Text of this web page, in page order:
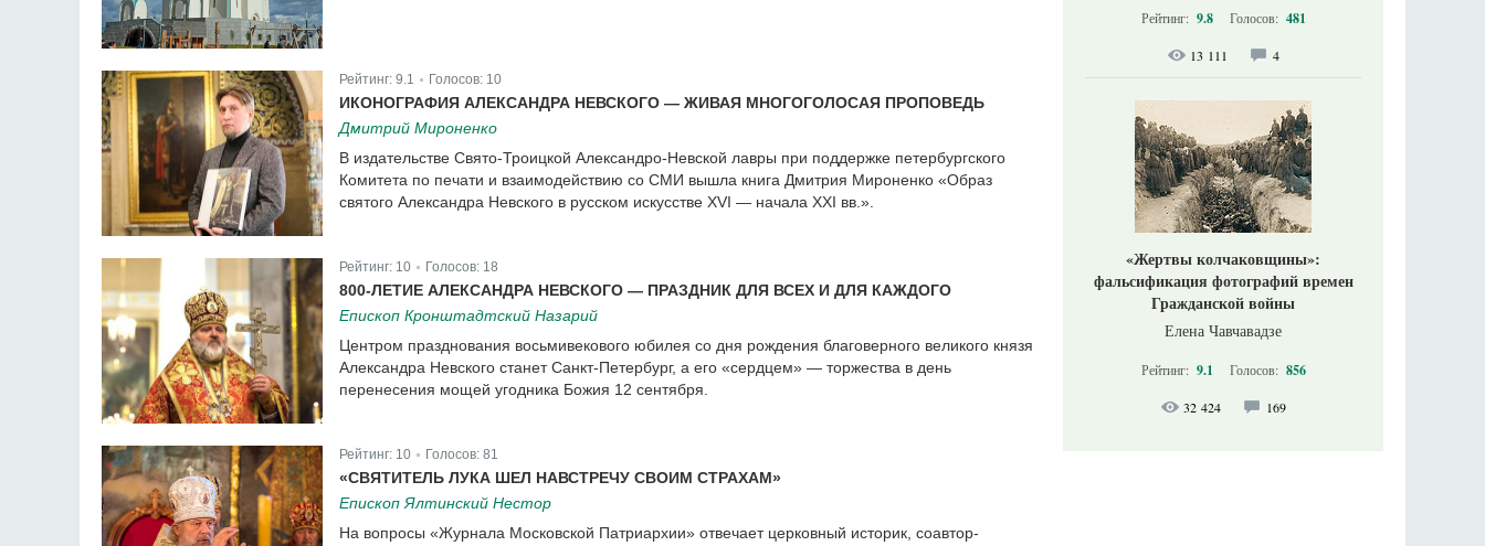
Рейтинг: 9.1 Голосов: 10
ИКОНОГРАФИЯ АЛЕКСАНДРА НЕВСКОГО — ЖИВАЯ МНОГОГОЛОСАЯ ПРОПОВЕДЬ
Дмитрий Мироненко
В издательстве Свято-Троицкой Александро-Невской лавры при поддержке петербургского
Комитета по печати и взаимодействию со СМИ вышла книга Дмитрия Мироненко «Образ
святого Александра Невского в русском искусстве XVI — начала XXI вв.».
Рейтинг: 10 Голосов: 18
800-ЛЕТИЕ АЛЕКСАНДРА НЕВСКОГО — ПРАЗДНИК ДЛЯ ВСЕХ И ДЛЯ КАЖДОГО
Епископ Кронштадтский Назарий
Центром празднования восьмивекового юбилея со дня рождения благоверного великого князя
Александра Невского станет Санкт-Петербург, а его «сердцем» — торжества в день
перенесения мощей угодника Божия 12 сентября.
Рейтинг: 10 Голосов: 81
«СВЯТИТЕЛЬ ЛУКА ШЕЛ НАВСТРЕЧУ СВОИМ СТРАХАМ»
Епископ Ялтинский Нестор
На вопросы «Журнала Московской Патриархии» отвечает церковный историк, соавтор-
Рейтинг: 9.8 Голосов: 481
13 111 4
«Жертвы колчаковщины»:
фальсификация фотографий времен
Гражданской войны
Елена Чавчавадзе
Рейтинг: 9.1 Голосов: 856
32 424 169